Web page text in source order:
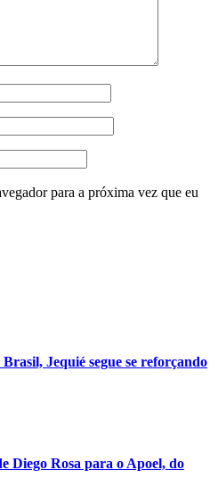
para a próxima vez que eu
Jequié segue se reforçando
Diego Rosa para o Apoel, do